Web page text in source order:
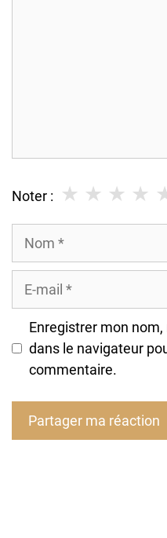
Noter : ★
★
★
★
Enregistrer mon
dans le navigateur
commentaire.